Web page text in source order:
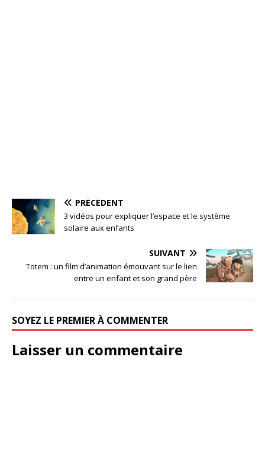
PRÉCÉDENT
3 vidéos pour expliquer l’espace et le système
solaire aux enfants
SUIVANT
Totem : un film d’animation émouvant sur le lien
entre un enfant et son grand père
SOYEZ LE PREMIER À COMMENTER
Laisser un commentaire